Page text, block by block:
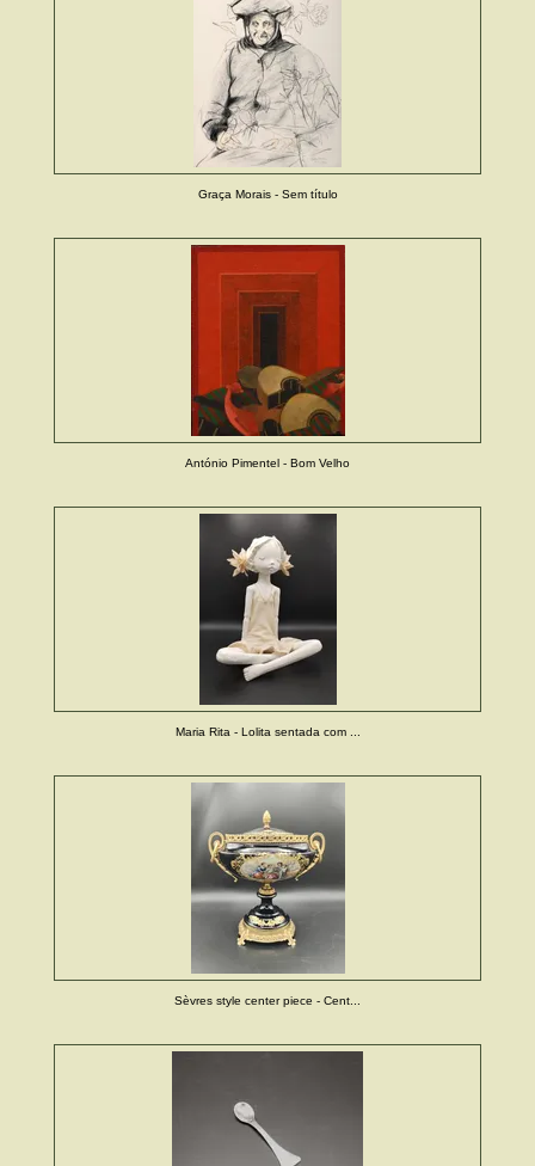
Graça Morais - Sem título
António Pimentel - Bom Velho
Maria Rita - Lolita sentada com ...
Sèvres style center piece - Cent...